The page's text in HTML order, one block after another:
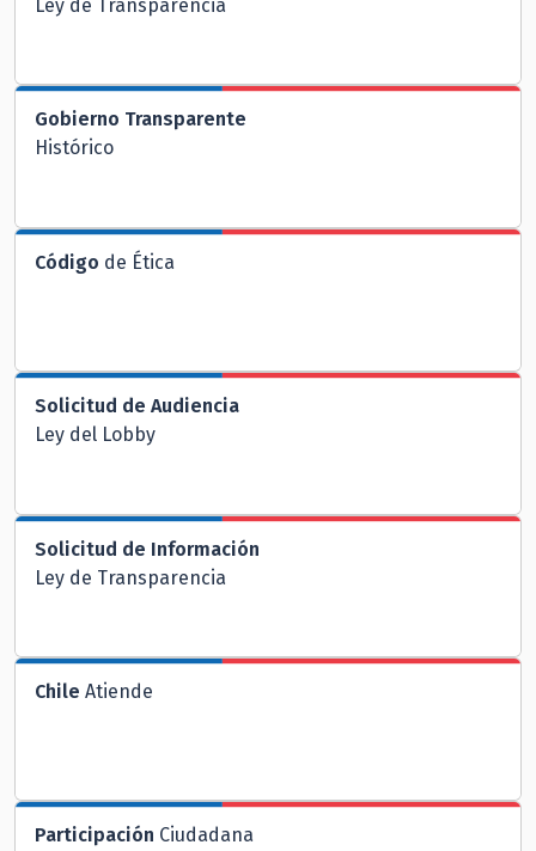
Ley de Transparencia
Gobierno Transparente
Histórico
Código de Ética
Solicitud de Audiencia
Ley del Lobby
Solicitud de Información
Ley de Transparencia
Chile Atiende
Participación Ciudadana